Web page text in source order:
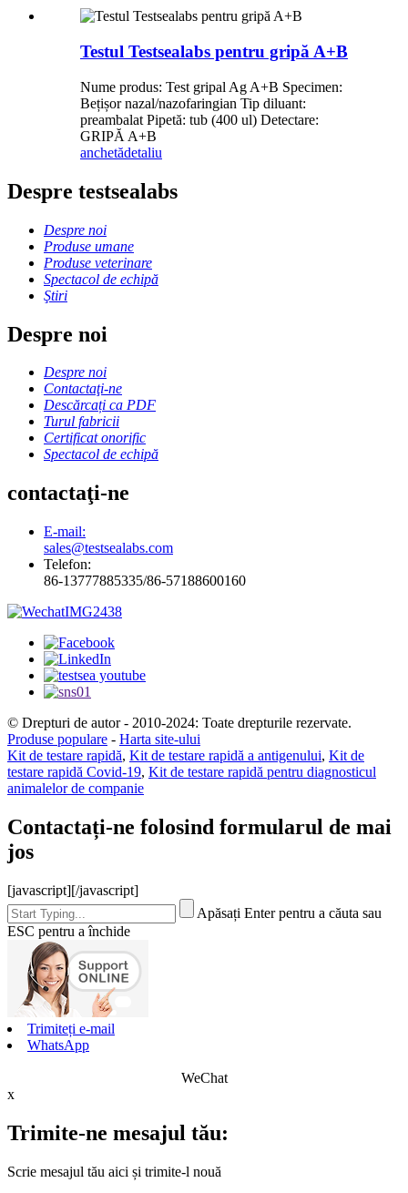
Testul Testsealabs pentru gripă A+B
Nume produs: Test gripal Ag A+B Specimen:
Bețișor nazal/nazofaringian Tip diluant:
preambalat Pipetă: tub (400 ul) Detectare:
GRIPĂ A+B
anchetădetaliu
Despre testsealabs
Despre noi
Produse umane
Produse veterinare
Spectacol de echipă
Ştiri
Despre noi
Despre noi
Contactaţi-ne
Descărcați ca PDF
Turul fabricii
Certificat onorific
Spectacol de echipă
contactaţi-ne
E-mail:
sales@testsealabs.com
Telefon:
86-13777885335/86-57188600160
© Drepturi de autor - 2010-2024: Toate drepturile rezervate.
Produse populare - Harta site-ului
Kit de testare rapidă, Kit de testare rapidă a antigenului, Kit de
testare rapidă Covid-19, Kit de testare rapidă pentru diagnosticul
animalelor de companie
Contactați-ne folosind formularul de mai
jos
[javascript][/javascript]
Apăsați Enter pentru a căuta sau
ESC pentru a închide
Trimiteți e-mail
WhatsApp
WeChat
x
Trimite-ne mesajul tău:
Scrie mesajul tău aici și trimite-l nouă